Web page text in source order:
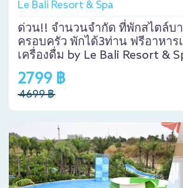
Le Bali Resort & Spa
ด่วน!! จำนวนจำกัด ที่พักสไตล์บ
ครอบครัว พักได้3ท่าน ฟรีอาหาร
เครื่องดื่ม by Le Bali Resort &
2799 ฿
4699 ฿